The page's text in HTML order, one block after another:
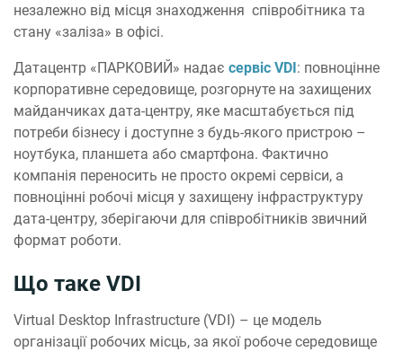
незалежно від місця знаходження співробітника та
стану «заліза» в офісі.
Датацентр «ПАРКОВИЙ» надає сервіс VDI: повноцінне
корпоративне середовище, розгорнуте на захищених
майданчиках дата-центру, яке масштабується під
потреби бізнесу і доступне з будь-якого пристрою –
ноутбука, планшета або смартфона. Фактично
компанія переносить не просто окремі сервіси, а
повноцінні робочі місця у захищену інфраструктуру
дата-центру, зберігаючи для співробітників звичний
формат роботи.
Що таке VDI
Virtual Desktop Infrastructure (VDI) – це модель
організації робочих місць, за якої робоче середовище